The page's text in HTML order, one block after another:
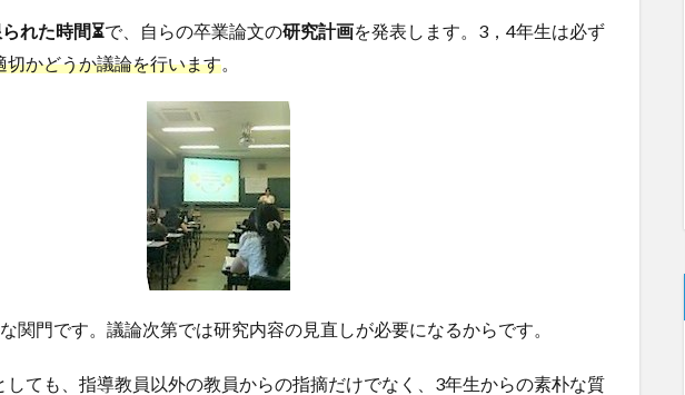
れた時間⏳で、自らの卒業論文の研究計画を発表します。3，4年生は必ず
切かどうか議論を行います。
関門です。議論次第では研究内容の見直しが必要になるからです。
しても、指導教員以外の教員からの指摘だけでなく、3年生からの素朴な質